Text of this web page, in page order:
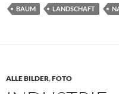
BAUM LANDSCHAFT
ALLE BILDER,FOTO